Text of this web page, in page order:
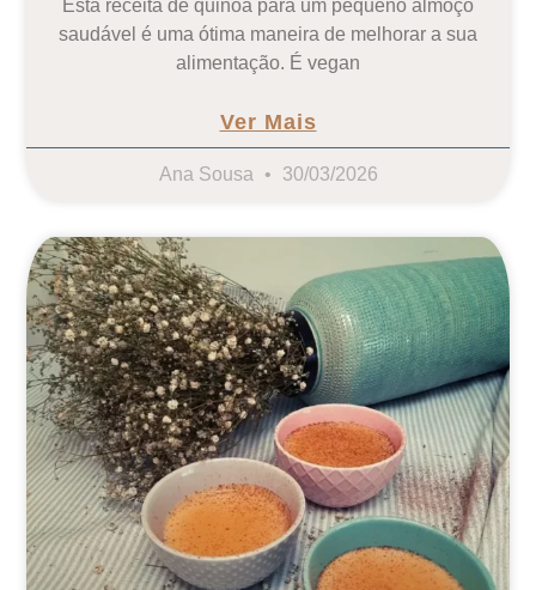
Esta receita de quinoa para um pequeno almoço
saudável é uma ótima maneira de melhorar a sua
alimentação. É vegan
Ver Mais
Ana Sousa 30/03/2026